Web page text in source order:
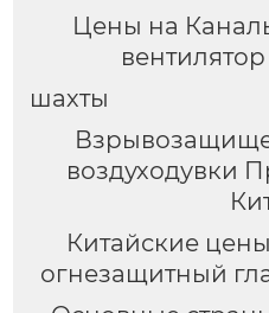
Цены на
шахты
воздуходувки
Китайские
огнезащитный